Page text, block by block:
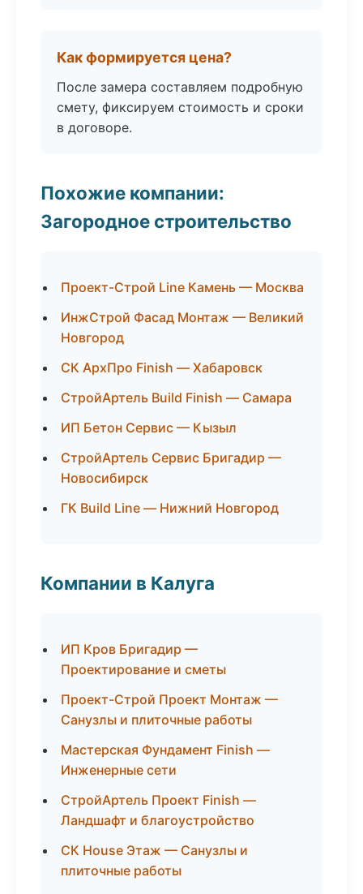
Как формируется цена?
После замера составляем подробную
смету, фиксируем стоимость и сроки
в договоре.
Похожие компании:
Загородное строительство
Проект-Строй Line Камень — Москва
ИнжСтрой Фасад Монтаж — Великий
Новгород
СК АрхПро Finish — Хабаровск
СтройАртель Build Finish — Самара
ИП Бетон Сервис — Кызыл
СтройАртель Сервис Бригадир —
Новосибирск
ГК Build Line — Нижний Новгород
Компании в Калуга
ИП Кров Бригадир —
Проектирование и сметы
Проект-Строй Проект Монтаж —
Санузлы и плиточные работы
Мастерская Фундамент Finish —
Инженерные сети
СтройАртель Проект Finish —
Ландшафт и благоустройство
СК House Этаж — Санузлы и
плиточные работы